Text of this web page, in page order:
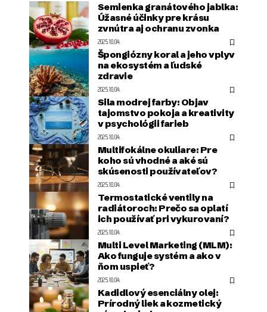
Semienka granátového jablka:
Úžasné účinky pre krásu
zvnútra aj ochranu zvonka
2025.10.04.
Špongiózny koral a jeho vplyv
na ekosystém a ľudské
zdravie
2025.10.04.
Sila modrej farby: Objav
tajomstvo pokoja a kreativity
v psychológii farieb
2025.10.04.
Multifokálne okuliare: Pre
koho sú vhodné a aké sú
skúsenosti používateľov?
2025.10.04.
Termostatické ventily na
radiátoroch: Prečo sa oplatí
ich používať pri vykurovaní?
2025.10.04.
Multi Level Marketing (MLM):
Ako funguje systém a ako v
ňom uspieť?
2025.10.04.
Kadidlový esenciálny olej:
Prírodný liek a kozmetický